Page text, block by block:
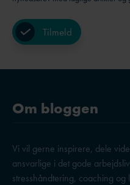
Om bloggen
Vi vil gerne inspirere, dele
ansvarlige i det gode
stresshåndtering, coaching og